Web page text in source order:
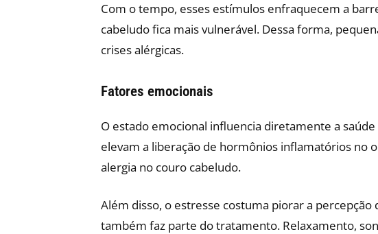
Com o tempo, esses estímulos enfraquecem a
cabeludo fica mais vulnerável. Dessa forma,
crises alérgicas.
Fatores emocionais
O estado emocional influencia diretamente a
elevam a liberação de hormônios inflamatórios no
alergia no couro cabeludo.
Além disso, o estresse costuma piorar a percepção
também faz parte do tratamento. Relaxamento,